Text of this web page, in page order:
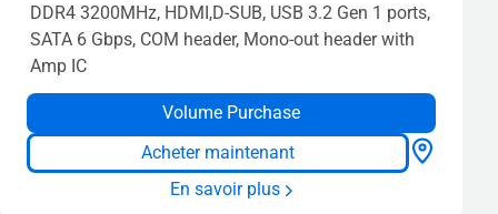
DDR4 3200MHz, HDMI,D-SUB, USB 3.2 Gen 1 ports,
SATA 6 Gbps, COM header, Mono-out header with
Amp IC
Volume Purchase
Acheter maintenant
En savoir plus